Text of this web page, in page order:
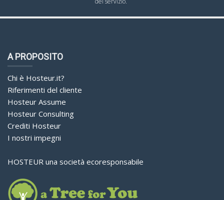
A PROPOSITO
Chi è Hosteur.it?
Riferimenti del cliente
Hosteur Assume
Hosteur Consulting
Crediti Hosteur
I nostri impegni
HOSTEUR una società ecoresponsabile